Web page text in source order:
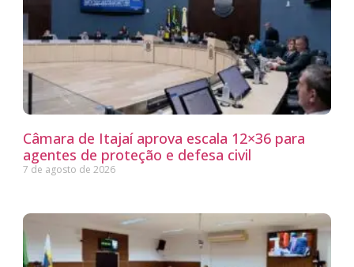
Câmara de Itajaí aprova escala 12×36 para
agentes de proteção e defesa civil
7 de agosto de 2026